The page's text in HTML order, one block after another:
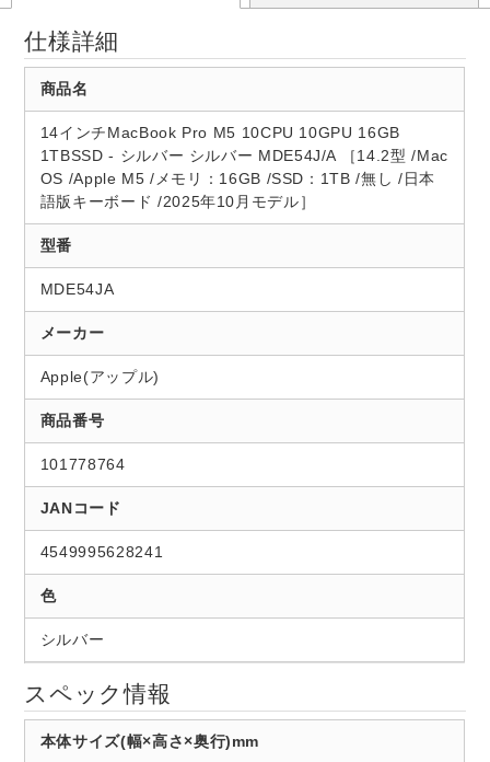
仕様詳細
商品名
14インチMacBook Pro M5 10CPU 10GPU 16GB
1TBSSD - シルバー シルバー MDE54J/A ［14.2型 /Mac
OS /Apple M5 /メモリ：16GB /SSD：1TB /無し /日本
語版キーボード /2025年10月モデル］
型番
MDE54JA
メーカー
Apple(アップル)
商品番号
101778764
JANコード
4549995628241
色
シルバー
スペック情報
本体サイズ(幅×高さ×奥行)mm